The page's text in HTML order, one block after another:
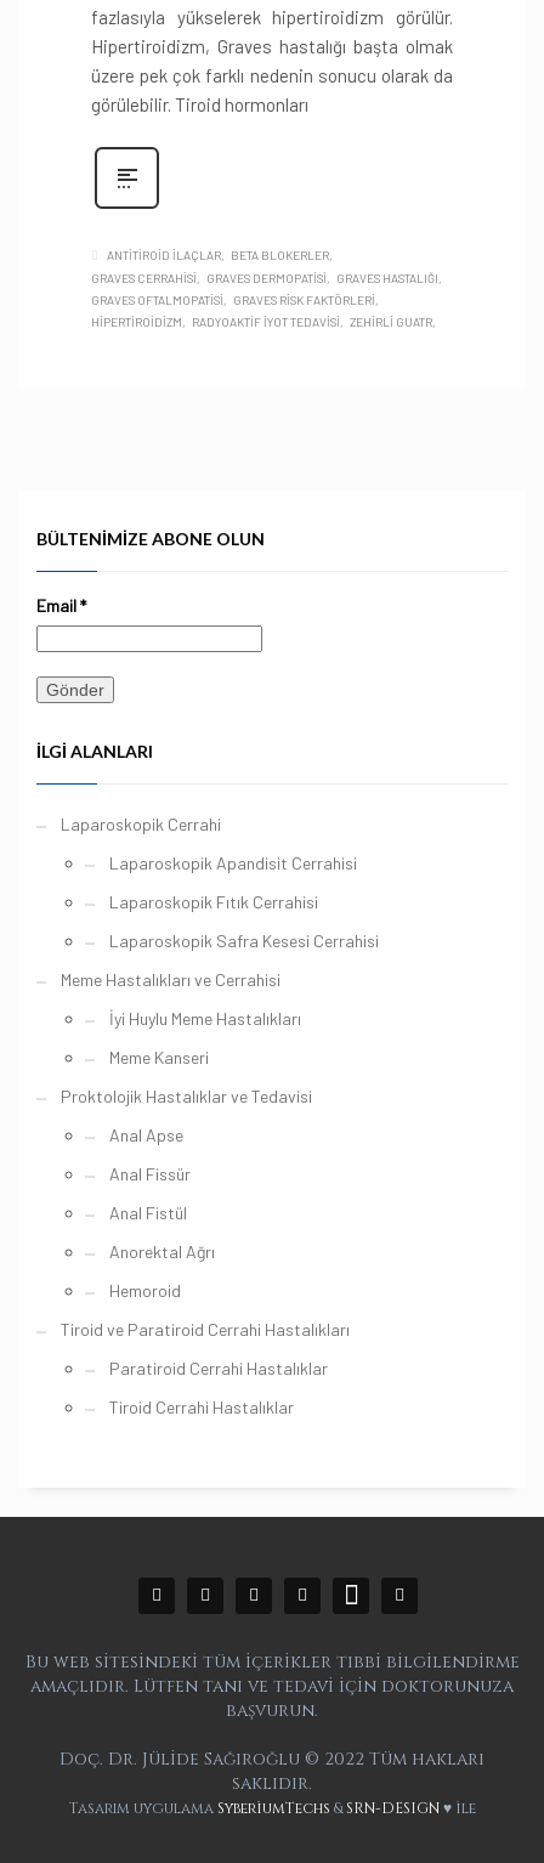
fazlasıyla yükselerek hipertiroidizm görülür.
Hipertiroidizm, Graves hastalığı başta olmak
üzere pek çok farklı nedenin sonucu olarak da
görülebilir. Tiroid hormonları
ANTITIROID ILAÇLAR
BETA BLOKERLER
GRAVES CERRAHISI
GRAVES DERMOPATISI
GRAVES HASTALIĞI
GRAVES OFTALMOPATISI
GRAVES RISK FAKTÖRLERI
HIPERTIROIDIZM
RADYOAKTIF IYOT TEDAVISI ZEHIRLI GUATR
BÜLTENIMIZE ABONE OLUN
Email*
İLGI ALANLARI
Laparoskopik Cerrahi
Laparoskopik Apandisit Cerrahisi
Laparoskopik Fıtık Cerrahisi
Laparoskopik Safra Kesesi Cerrahisi
Meme Hastalıkları ve Cerrahisi
İyi Huylu Meme Hastalıkları
Meme Kanseri
Proktolojik Hastalıklar ve Tedavisi
Anal Apse
Anal Fissür
Anal Fistül
Anorektal Ağrı
Hemoroid
Tiroid ve Paratiroid Cerrahi Hastalıkları
Paratiroid Cerrahi Hastalıklar
Tiroid Cerrahi Hastalıklar
Bu web sitesindeki tüm içerikler tıbbi bilgilendirme
amaçlıdır. Lütfen tanı ve tedavi için doktorunuza
başvurun.
Doç. Dr. Jülide Sağıroğlu © 2022 Tüm hakları
saklıdır.
Tasarım uygulama SyberiumTechs &SRN-DESIGN♥ ile